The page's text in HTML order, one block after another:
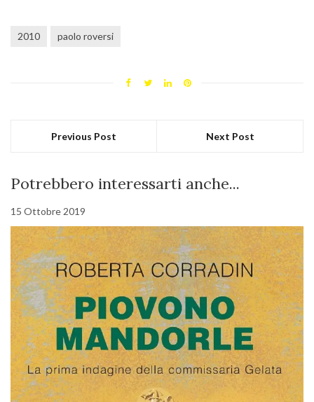
2010 paolo roversi
Previous Post Next Post
Potrebbero interessarti anche...
15 Ottobre 2019